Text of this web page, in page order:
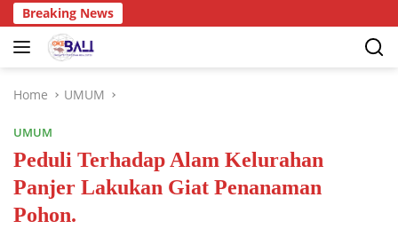
Breaking News
Home UMUM
UMUM
Peduli Terhadap Alam Kelurahan
Panjer Lakukan Giat Penanaman
Pohon.